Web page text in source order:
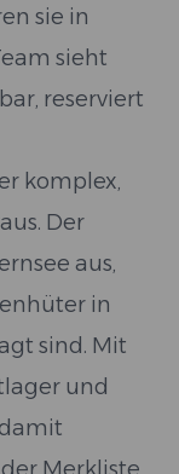
sie in
sieht
reserviert
komplex,
Der
aus,
in
sind. Mit
und